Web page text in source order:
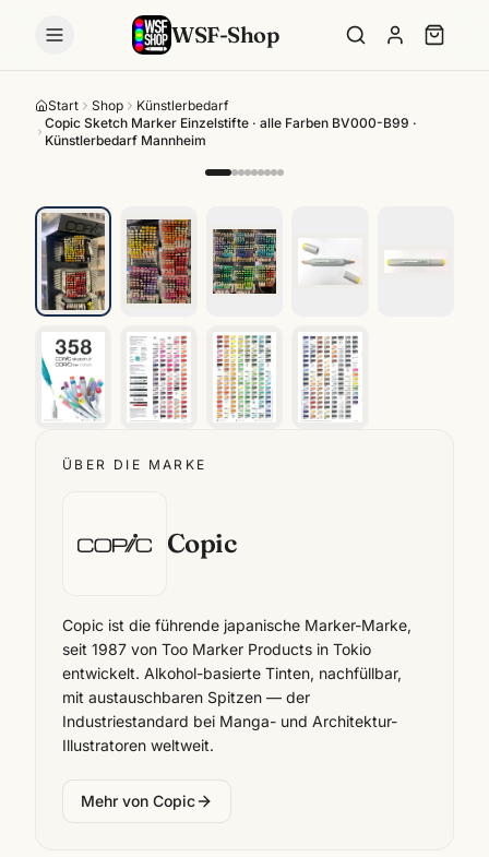
WSF-Shop
Start Shop
Künstlerbedarf
Copic Sketch Marker Einzelstifte · alle Farben BV000-B99 ·
Künstlerbedarf Mannheim
ÜBER DIE MARKE
Copic
Copic ist die führende japanische Marker-Marke,
seit 1987 von Too Marker Products in Tokio
entwickelt. Alkohol-basierte Tinten, nachfüllbar,
mit austauschbaren Spitzen — der
Industriestandard bei Manga- und Architektur-
Illustratoren weltweit.
Mehr von Copic